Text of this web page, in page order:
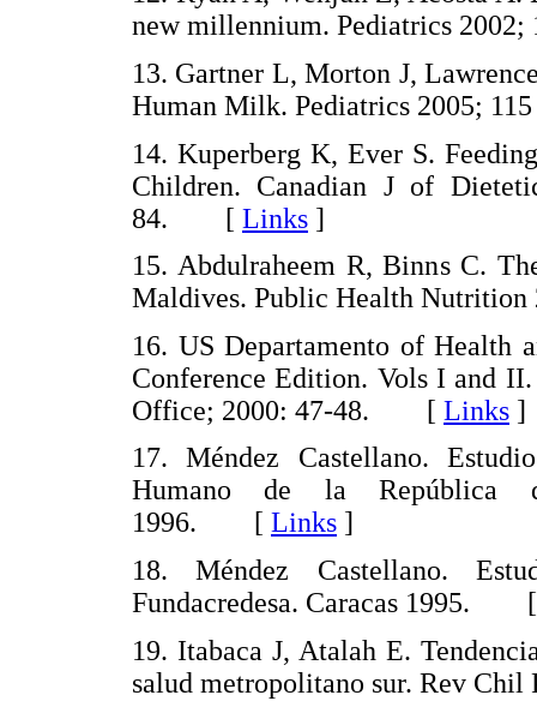
new millennium. Pediatrics
13. Gartner L, Morton J,
Human Milk. Pediatrics 2005;
14. Kuperberg K, Ever S.
Children. Canadian J of
84. [ Links ]
15. Abdulraheem R, Binns C.
Maldives. Public Health
16. US Departamento of Health
Conference Edition. Vols I and
Office; 2000: 47-48. [ Links ]
17. Méndez Castellano.
Humano de la República
1996. [ Links ]
18. Méndez Castellano.
Fundacredesa. Caracas 1995.
19. Itabaca J, Atalah E.
salud metropolitano sur. Rev